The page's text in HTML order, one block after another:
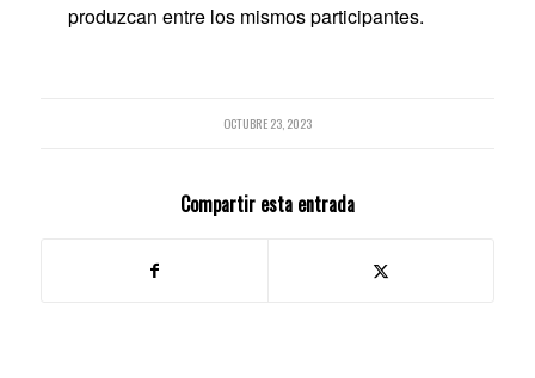
produzcan entre los mismos participantes.
OCTUBRE 23, 2023
Compartir esta entrada